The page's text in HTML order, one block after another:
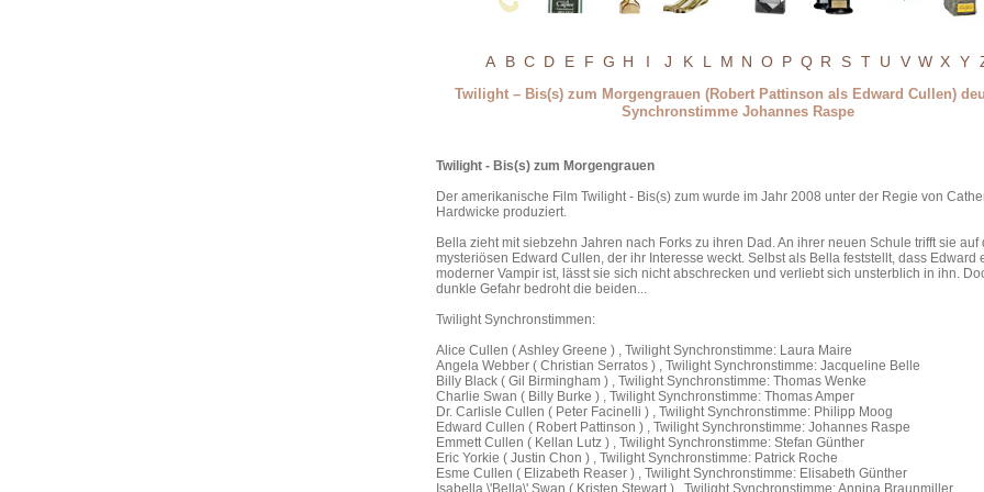
A B C D E F G H I J K L M N O P Q R S T U V W X Y
Twilight – Bis(s) zum Morgengrauen (Robert Pattinson als Edward Cullen)
Synchronstimme Johannes Raspe
Twilight - Bis(s) zum Morgengrauen
Der amerikanische Film Twilight - Bis(s) zum wurde im Jahr 2008 unter der Regie von
Hardwicke produziert.
Bella zieht mit siebzehn Jahren nach Forks zu ihren Dad. An ihrer neuen Schule trifft sie auf
mysteriösen Edward Cullen, der ihr Interesse weckt. Selbst als Bella feststellt, dass Edward
moderner Vampir ist, lässt sie sich nicht abschrecken und verliebt sich unsterblich in ihn.
dunkle Gefahr bedroht die beiden...
Twilight Synchronstimmen:
Alice Cullen ( Ashley Greene ) , Twilight Synchronstimme: Laura Maire
Angela Webber ( Christian Serratos ) , Twilight Synchronstimme: Jacqueline Belle
Billy Black ( Gil Birmingham ) , Twilight Synchronstimme: Thomas Wenke
Charlie Swan ( Billy Burke ) , Twilight Synchronstimme: Thomas Amper
Dr. Carlisle Cullen ( Peter Facinelli ) , Twilight Synchronstimme: Philipp Moog
Edward Cullen ( Robert Pattinson ) , Twilight Synchronstimme: Johannes Raspe
Emmett Cullen ( Kellan Lutz ) , Twilight Synchronstimme: Stefan Günther
Eric Yorkie ( Justin Chon ) , Twilight Synchronstimme: Patrick Roche
Esme Cullen ( Elizabeth Reaser ) , Twilight Synchronstimme: Elisabeth Günther
Isabella \'Bella\' Swan ( Kristen Stewart ) , Twilight Synchronstimme: Annina Braunmiller